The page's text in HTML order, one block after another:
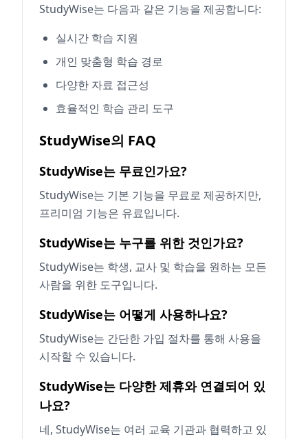
StudyWise는 다음과 같은 기능을 제공합니다:
실시간 학습 지원
개인 맞춤형 학습 경로
다양한 자료 접근성
효율적인 학습 관리 도구
StudyWise의 FAQ
StudyWise는 무료인가요?
StudyWise는 기본 기능을 무료로 제공하지만,
프리미엄 기능은 유료입니다.
StudyWise는 누구를 위한 것인가요?
StudyWise는 학생, 교사 및 학습을 원하는 모든
사람을 위한 도구입니다.
StudyWise는 어떻게 사용하나요?
StudyWise는 간단한 가입 절차를 통해 사용을
시작할 수 있습니다.
StudyWise는 다양한 제휴와 연결되어 있
나요?
네, StudyWise는 여러 교육 기관과 협력하고 있